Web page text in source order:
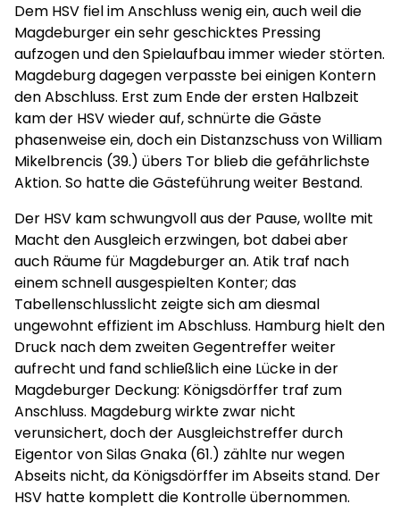
Dem HSV fiel im Anschluss wenig ein, auch weil die
Magdeburger ein sehr geschicktes Pressing
aufzogen und den Spielaufbau immer wieder störten.
Magdeburg dagegen verpasste bei einigen Kontern
den Abschluss. Erst zum Ende der ersten Halbzeit
kam der HSV wieder auf, schnürte die Gäste
phasenweise ein, doch ein Distanzschuss von William
Mikelbrencis (39.) übers Tor blieb die gefährlichste
Aktion. So hatte die Gästeführung weiter Bestand.
Der HSV kam schwungvoll aus der Pause, wollte mit
Macht den Ausgleich erzwingen, bot dabei aber
auch Räume für Magdeburger an. Atik traf nach
einem schnell ausgespielten Konter; das
Tabellenschlusslicht zeigte sich am diesmal
ungewohnt effizient im Abschluss. Hamburg hielt den
Druck nach dem zweiten Gegentreffer weiter
aufrecht und fand schließlich eine Lücke in der
Magdeburger Deckung: Königsdörffer traf zum
Anschluss. Magdeburg wirkte zwar nicht
verunsichert, doch der Ausgleichstreffer durch
Eigentor von Silas Gnaka (61.) zählte nur wegen
Abseits nicht, da Königsdörffer im Abseits stand. Der
HSV hatte komplett die Kontrolle übernommen.